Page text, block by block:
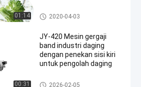
01:14 Jalur Produksi Salad
2020-04-03
00:31
JY-420 Mesin gergaji
band industri daging
dengan penekan sisi kiri
untuk pengolah daging
Gergaji pita daging
2026-02-05